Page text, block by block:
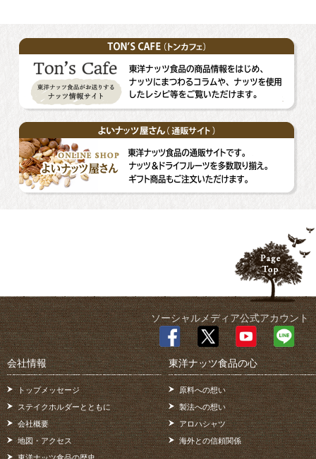
ソーシャルメディア公式アカウント
会社情報
トップメッセージ
ステイクホルダーとともに
会社概要
地図・アクセス
東洋ナッツ食品の心
原料への想い
製法への想い
アロハシャツ
海外との信頼関係